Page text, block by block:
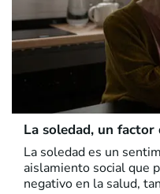
La soledad, un factor
La soledad es un
aislamiento social que
negativo en la salud,